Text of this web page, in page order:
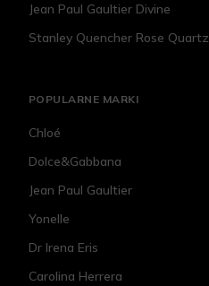
Jean Paul Gaultier Divine
Stanley Quencher Rose Quartz
POPULARNE MARKI
Chloé
Dolce&Gabbana
Jean Paul Gaultier
Yonelle
Dr Irena Eris
Carolina Herrera